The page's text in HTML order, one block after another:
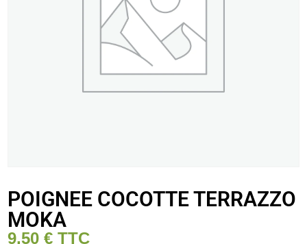
POIGNEE COCOTTE TERRAZZO
MOKA
9,50€ TTC